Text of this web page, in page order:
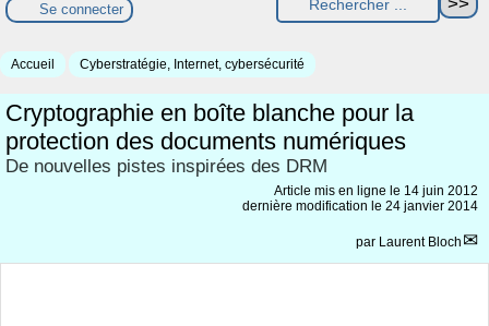
Se connecter
Accueil Cyberstratégie, Internet, cybersécurité
Cryptographie en boîte blanche pour la
protection des documents numériques
De nouvelles pistes inspirées des DRM
Article mis en ligne le 14 juin 2012
dernière modification le 24 janvier 2014
par Laurent Bloch